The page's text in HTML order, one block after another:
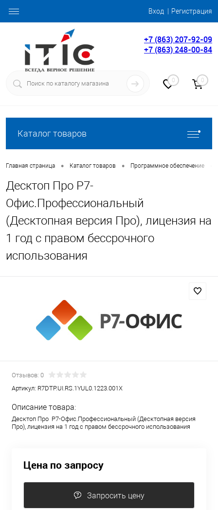
Вход Регистрация
+7 (863) 207-92-09
+7 (863) 248-00-84
0 0
Каталог товаров
Главная страница • Каталог товаров • Программное обеспечение
Десктоп Про Р7-
Офис.Профессиональный
(Десктопная версия Про), лицензия на
1 год с правом бессрочного
использования
Отзывов: 0
Артикул: R7DTP.UI.RS.1YUL0.1223.001X
Описание товара:
Десктоп Про Р7-Офис.Профессиональный (Десктопная версия
Про), лицензия на 1 год с правом бессрочного использования
Цена по запросу
Запросить цену